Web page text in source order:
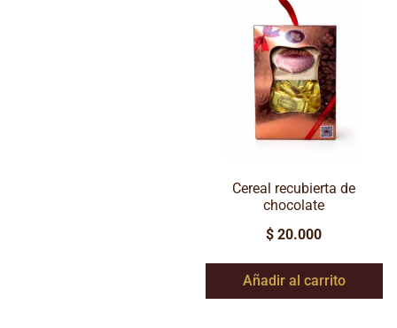
Cereal recubierta de
chocolate
$ 20.000
Añadir al carrito